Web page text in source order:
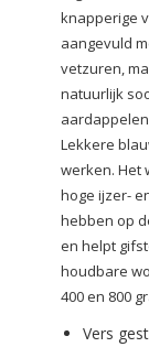
knapperige
aangevuld
vetzuren,
natuurlijk
Lekkere
werken. Het
hoge ijzer-
hebben op
en helpt
houdbare
400 en 800
Vers